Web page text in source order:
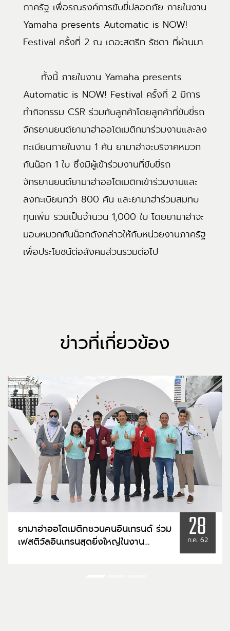
ภาครัฐ เพื่อรณรงค์การขับขี่ปลอดภัย ภายในงาน
Yamaha presents Automatic is NOW!
Festival ครั้งที่ 2 ณ เดอะสตรีท รัชดา ที่ผ่านมา
ทั้งนี้ ภายในงาน Yamaha presents
Automatic is NOW! Festival ครั้งที่ 2 มีการ
ทำกิจกรรม CSR ร่วมกับลูกค้าโดยลูกค้าที่ขับขี่รถ
จักรยานยนต์ยามาฮ่าออโตเมติกมาร่วมงานและลง
ทะเบียนภายในงาน 1 คัน ยามาฮ่าจะบริจาคหมวก
กันน็อก 1 ใบ ซึ่งมีผู้เข้าร่วมงานที่ขับขี่รถ
จักรยานยนต์ยามาฮ่าออโตเมติกเข้าร่วมงานและ
ลงทะเบียนกว่า 800 คัน และยามาฮ่าร่วมสมทบ
ทุนเพิ่ม รวมเป็นจำนวน 1,000 ใบ โดยยามาฮ่าจะ
มอบหมวกกันน็อกดังกล่าวให้กับหน่วยงานภาครัฐ
เพื่อประโยชน์ต่อสังคมส่วนรวมต่อไป
ข่าวที่เกี่ยวข้อง
ยามาฮ่าออโตเมติกชวนคนอินเทรนด์ ร่วม
เฟสติวัลอินเทรนสุดยิ่งใหญ่ในงาน
28
ก.ค. 62